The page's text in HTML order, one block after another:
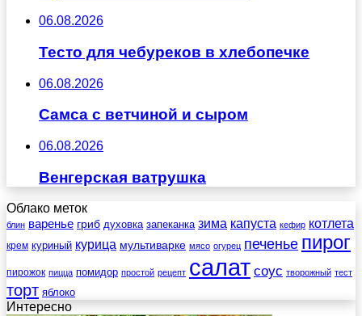
06.08.2026
Тесто для чебуреков в хлебопечке
06.08.2026
Самса с ветчиной и сыром
06.08.2026
Венгерская ватрушка
Облако меток
блин варенье гриб духовка запеканка зима капуста кефир котлета
крем куриный курица мультиварке мясо огурец печенье пирог
пирожок пицца помидор простой рецепт салат соус творожный тест
торт яблоко
Интересно